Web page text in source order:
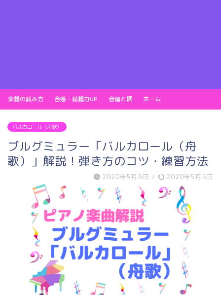
楽譜の読み方 音感・読譜力UP 音階と調 ホーム
バルカロール（舟歌）
ブルグミュラー「バルカロール（舟
歌）」解説！弾き方のコツ・練習方法
2020年5月6日 / 2020年5月9日